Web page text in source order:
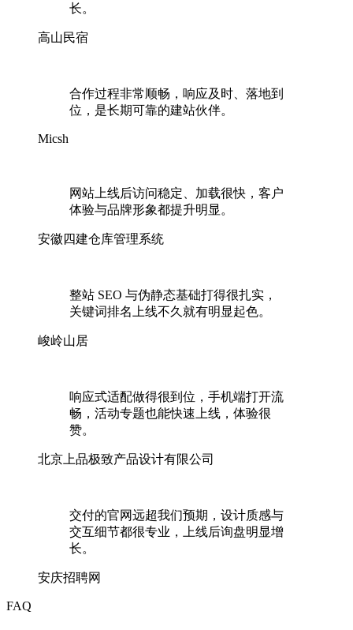
长。
高山民宿
合作过程非常顺畅，响应及时、落地到
位，是长期可靠的建站伙伴。
Micsh
网站上线后访问稳定、加载很快，客户
体验与品牌形象都提升明显。
安徽四建仓库管理系统
整站 SEO 与伪静态基础打得很扎实，
关键词排名上线不久就有明显起色。
峻岭山居
响应式适配做得很到位，手机端打开流
畅，活动专题也能快速上线，体验很
赞。
北京上品极致产品设计有限公司
交付的官网远超我们预期，设计质感与
交互细节都很专业，上线后询盘明显增
长。
安庆招聘网
FAQ